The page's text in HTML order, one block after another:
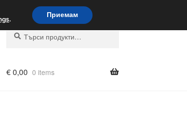
свят
Търсене
Търсене
€0,00 0 items
. Приемам